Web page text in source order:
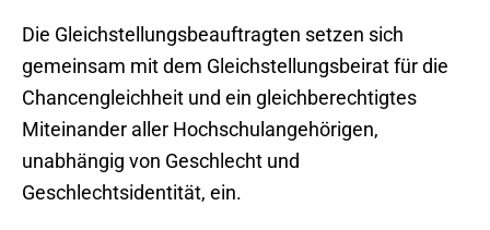
Die Gleichstellungsbeauftragten setzen sich
gemeinsam mit dem Gleichstellungsbeirat für die
Chancengleichheit und ein gleichberechtigtes
Miteinander aller Hochschulangehörigen,
unabhängig von Geschlecht und
Geschlechtsidentität, ein.